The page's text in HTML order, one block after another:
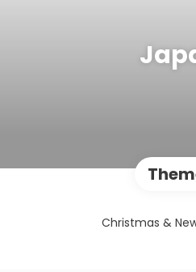
Christmas &